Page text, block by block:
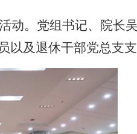
动。党组书记、院长
及退休干部党总支支